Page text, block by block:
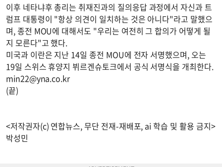
이후 네타냐후 총리는 취재진과의 질의응답 과정에서 자신과 트
럼프 대통령이 "항상 의견이 일치하는 것은 아니다"라고 말했으
며, 종전 MOU에 대해서도 "우리는 여전히 그 합의가 어떻게 될
지 모른다"고 했다.
미국과 이란은 지난 14일 종전 MOU에 전자 서명했으며, 오는
19일 스위스 휴양지 뷔르겐슈토크에서 공식 서명식을 개최한다.
min22@yna.co.kr
(끝)
<저작권자(c) 연합뉴스, 무단 전재-재배포, ai 학습 및 활용 금지>
박성민